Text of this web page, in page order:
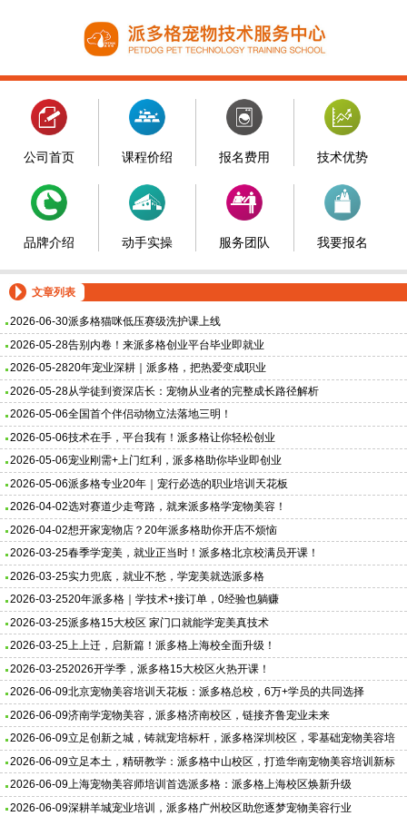
公司首页 课程价绍 报名费用 技术优势
品牌介绍 动手实操 服务团队 我要报名
文章列表
2026-06-30派多格猫咪低压赛级洗护课上线
2026-05-28告别内卷！来派多格创业平台毕业即就业
2026-05-2820年宠业深耕｜派多格，把热爱变成职业
2026-05-28从学徒到资深店长：宠物从业者的完整成长路径解析
2026-05-06全国首个伴侣动物立法落地三明！
2026-05-06技术在手，平台我有！派多格让你轻松创业
2026-05-06宠业刚需+上门红利，派多格助你毕业即创业
2026-05-06派多格专业20年｜宠行必选的职业培训天花板
2026-04-02选对赛道少走弯路，就来派多格学宠物美容！
2026-04-02想开家宠物店？20年派多格助你开店不烦恼
2026-03-25春季学宠美，就业正当时！派多格北京校满员开课！
2026-03-25实力兜底，就业不愁，学宠美就选派多格
2026-03-2520年派多格｜学技术+接订单，0经验也躺赚
2026-03-25派多格15大校区 家门口就能学宠美真技术
2026-03-25上上迁，启新篇！派多格上海校全面升级！
2026-03-252026开学季，派多格15大校区火热开课！
2026-06-09北京宠物美容培训天花板：派多格总校，6万+学员的共同选择
2026-06-09济南学宠物美容，派多格济南校区，链接齐鲁宠业未来
2026-06-09立足创新之城，铸就宠培标杆，派多格深圳校区，零基础宠物美容培
训
2026-06-09立足本土，精研教学：派多格中山校区，打造华南宠物美容培训新标
杆
2026-06-09上海宠物美容师培训首选派多格：派多格上海校区焕新升级
2026-06-09深耕羊城宠业培训，派多格广州校区助您逐梦宠物美容行业